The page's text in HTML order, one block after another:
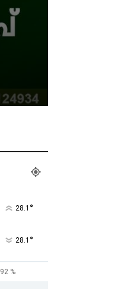
28.1 °
28.1 °
92 %